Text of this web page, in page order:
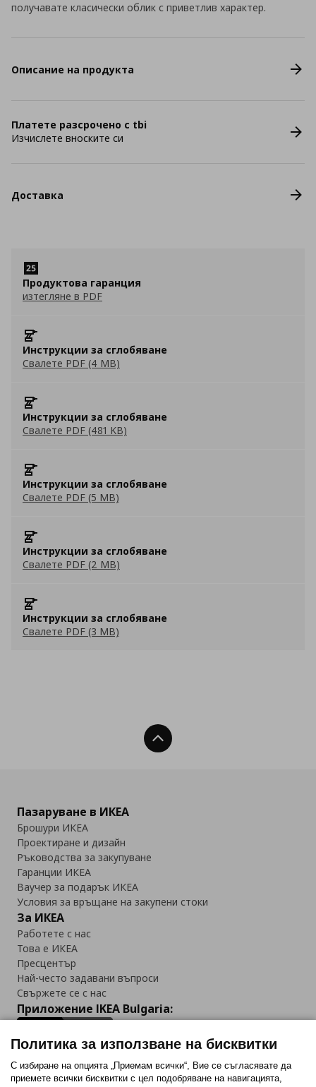
получавате класически облик с приветлив характер.
Описание на продукта
Платете разсрочено с tbi
Изчислете вноските си
Доставка
Продуктова гаранция
изтегляне в PDF
Инструкции за сглобяване
Свалете PDF (4 MB)
Инструкции за сглобяване
Свалете PDF (481 KB)
Инструкции за сглобяване
Свалете PDF (5 MB)
Инструкции за сглобяване
Свалете PDF (2 MB)
Инструкции за сглобяване
Свалете PDF (3 MB)
Нагоре
Пазаруване в ИКЕА
Брошури ИКЕА
Проектиране и дизайн
Ръководства за закупуване
Гаранции ИКЕА
Ваучер за подарък ИКЕА
Условия за връщане на закупени стоки
За ИКЕА
Работете с нас
Това е ИКЕА
Пресцентър
Най-често задавани въпроси
Свържете се с нас
Приложение IKEA Bulgaria:
Последвайте ни:
Политика за използване на бисквитки
С избиране на опцията „Приемам всички“, Вие се съгласявате да
приемете всички бисквитки с цел подобряване на навигацията,